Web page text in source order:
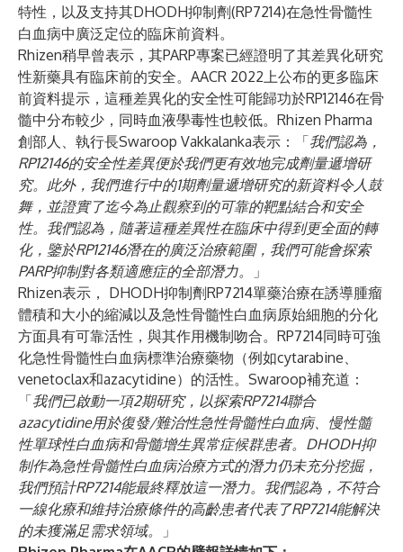
特性，以及支持其DHODH抑制劑(RP7214)在急性骨髓性
白血病中廣泛定位的臨床前資料。
Rhizen稍早曾表示，其PARP專案已經證明了其差異化研究
性新藥具有臨床前的安全。AACR 2022上公布的更多臨床
前資料提示，這種差異化的安全性可能歸功於RP12146在骨
髓中分布較少，同時血液學毒性也較低。Rhizen Pharma
創部人、執行長Swaroop Vakkalanka表示：「我們認為，
RP12146的安全性差異便於我們更有效地完成劑量遞增研
究。此外，我們進行中的1期劑量遞增研究的新資料令人鼓
舞，並證實了迄今為止觀察到的可靠的靶點結合和安全
性。我們認為，隨著這種差異性在臨床中得到更全面的轉
化，鑒於RP12146潛在的廣泛治療範圍，我們可能會探索
PARP抑制對各類適應症的全部潛力。
」
Rhizen表示， DHODH抑制劑RP7214單藥治療在誘導腫瘤
體積和大小的縮減以及急性骨髓性白血病原始細胞的分化
方面具有可靠活性，與其作用機制吻合。RP7214同時可強
化急性骨髓性白血病標準治療藥物（例如cytarabine、
venetoclax和azacytidine）的活性。Swaroop補充道：
「我們已啟動一項2期研究，以探索RP7214聯合
azacytidine用於復發/難治性急性骨髓性白血病、慢性髓
性單球性白血病和骨髓增生異常症候群患者。DHODH抑
制作為急性骨髓性白血病治療方式的潛力仍未充分挖掘，
我們預計RP7214能最終釋放這一潛力。我們認為，不符合
一線化療和維持治療條件的高齡患者代表了RP7214能解決
的未獲滿足需求領域。
」